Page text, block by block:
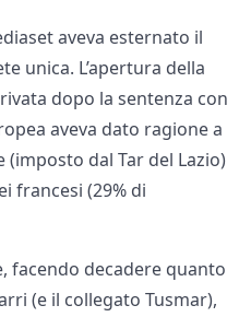
aveva esternato il
unica. L’apertura della
dopo la sentenza con
aveva dato ragione a
dal Tar del Lazio)
francesi (29% di
facendo decadere quanto
(e il collegato Tusmar),